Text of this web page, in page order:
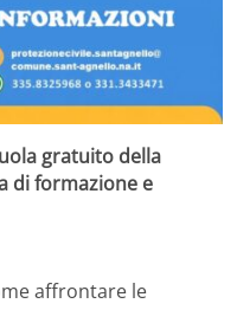
gratuito della
di formazione e
affrontare le